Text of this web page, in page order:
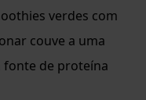
verdes com
couve a uma
fonte de proteína